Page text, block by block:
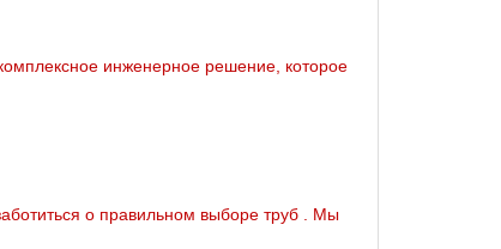
инженерное решение, которое
о правильном выборе тpуб . Мы